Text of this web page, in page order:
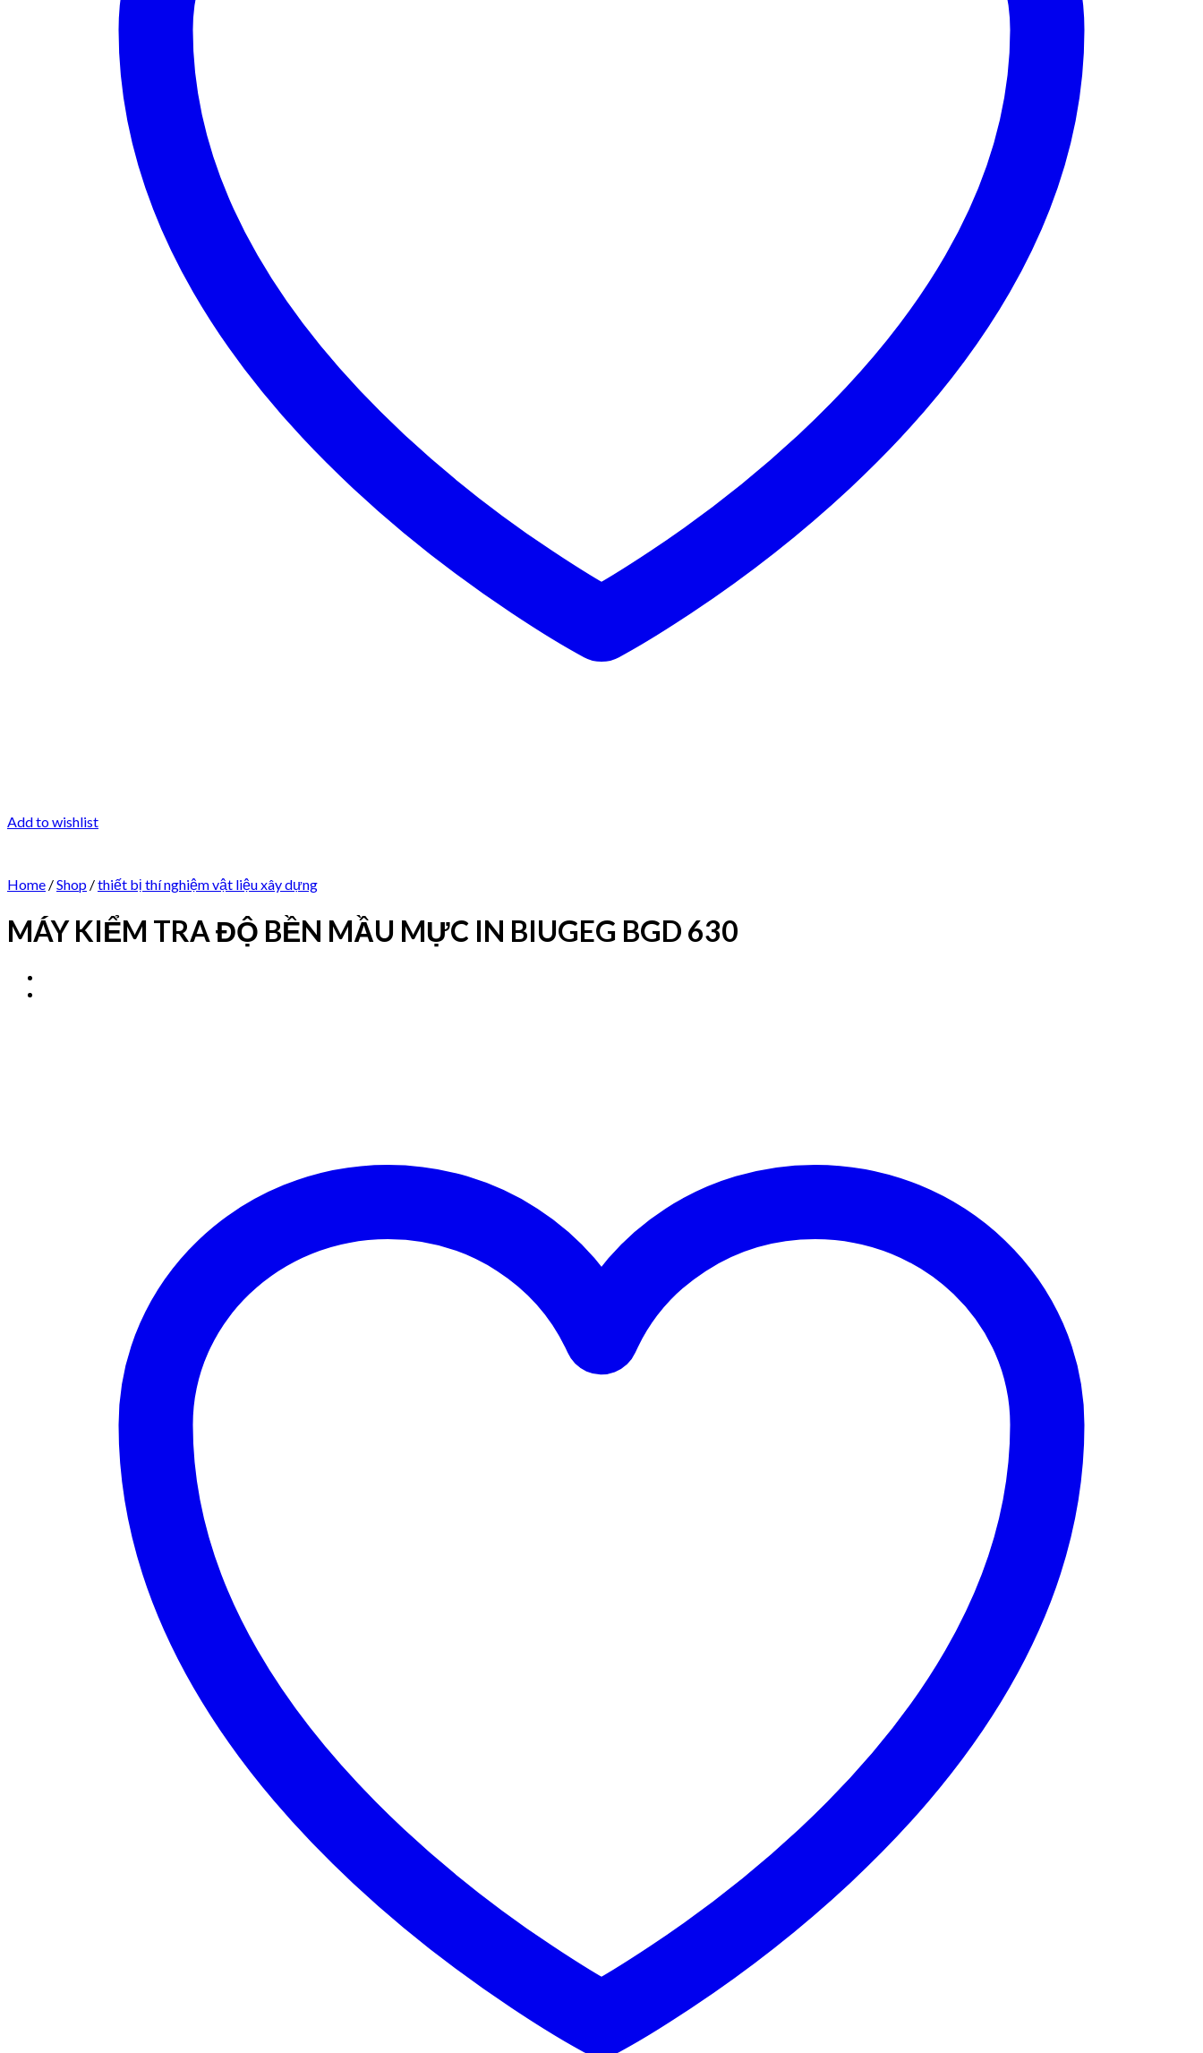
Add to wishlist
Home /Shop /thiết bị thí nghiệm vật liệu xây dựng
MÁY KIỂM TRA ĐỘ BỀN MẦU MỰC IN BIUGEG BGD 630